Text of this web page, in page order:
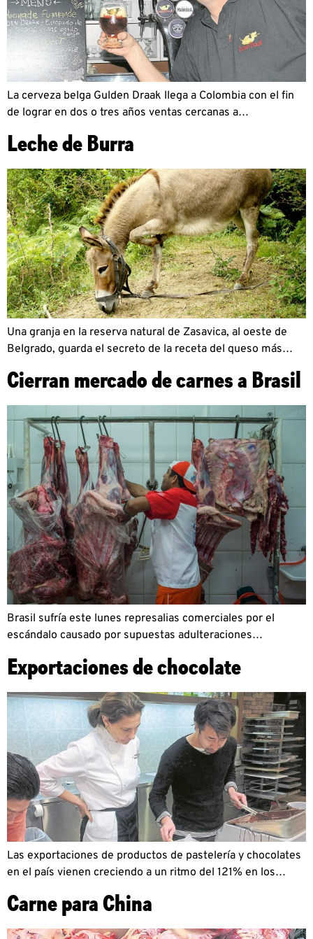
La cerveza belga Gulden Draak llega a Colombia con el fin
de lograr en dos o tres años ventas cercanas a…
Leche de Burra
Una granja en la reserva natural de Zasavica, al oeste de
Belgrado, guarda el secreto de la receta del queso más…
Cierran mercado de carnes a Brasil
Brasil sufría este lunes represalias comerciales por el
escándalo causado por supuestas adulteraciones…
Exportaciones de chocolate
Las exportaciones de productos de pastelería y chocolates
en el país vienen creciendo a un ritmo del 121% en los…
Carne para China